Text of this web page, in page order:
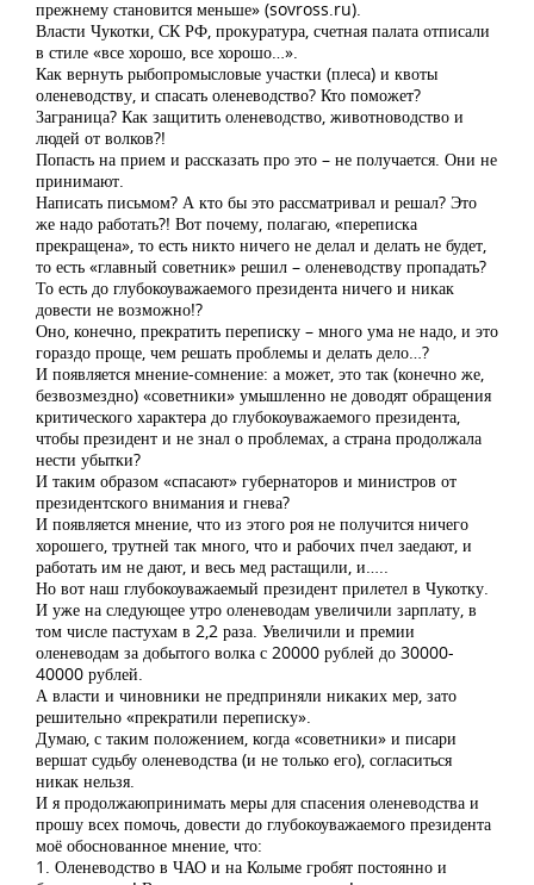
прежнему становится меньше» (sovross.ru).
Власти Чукотки, СК РФ, прокуратура, счетная палата отписали
в стиле «все хорошо, все хорошо…».
Как вернуть рыбопромысловые участки (плеса) и квоты
оленеводству, и спасать оленеводство? Кто поможет?
Заграница? Как защитить оленеводство, животноводство и
людей от волков?!
Попасть на прием и рассказать про это – не получается. Они не
принимают.
Написать письмом? А кто бы это рассматривал и решал? Это
же надо работать?! Вот почему, полагаю, «переписка
прекращена», то есть никто ничего не делал и делать не будет,
то есть «главный советник» решил – оленеводству пропадать?
То есть до глубокоуважаемого президента ничего и никак
довести не возможно!?
Оно, конечно, прекратить переписку – много ума не надо, и это
гораздо проще, чем решать проблемы и делать дело…?
И появляется мнение-сомнение: а может, это так (конечно же,
безвозмездно) «советники» умышленно не доводят обращения
критического характера до глубокоуважаемого президента,
чтобы президент и не знал о проблемах, а страна продолжала
нести убытки?
И таким образом «спасают» губернаторов и министров от
президентского внимания и гнева?
И появляется мнение, что из этого роя не получится ничего
хорошего, трутней так много, что и рабочих пчел заедают, и
работать им не дают, и весь мед растащили, и…..
Но вот наш глубокоуважаемый президент прилетел в Чукотку.
И уже на следующее утро оленеводам увеличили зарплату, в
том числе пастухам в 2,2 раза. Увеличили и премии
оленеводам за добытого волка с 20000 рублей до 30000-
40000 рублей.
А власти и чиновники не предприняли никаких мер, зато
решительно «прекратили переписку».
Думаю, с таким положением, когда «советники» и писари
вершат судьбу оленеводства (и не только его), согласиться
никак нельзя.
И я продолжаюпринимать меры для спасения оленеводства и
прошу всех помочь, довести до глубокоуважаемого президента
моё обоснованное мнение, что:
1. Оленеводство в ЧАО и на Колыме гробят постоянно и